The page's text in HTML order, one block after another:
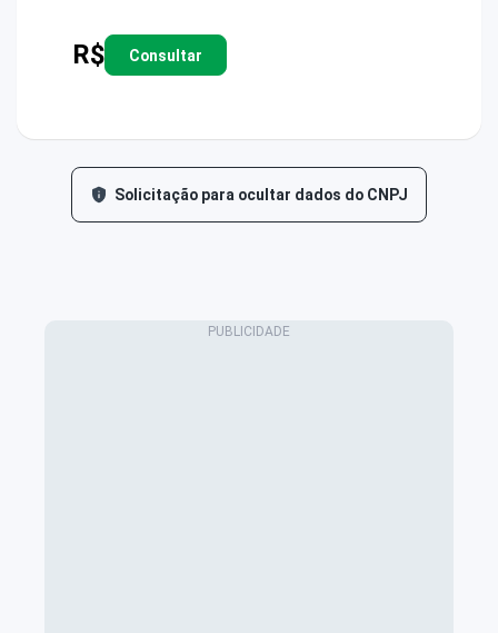
R$ Consultar
Solicitação para ocultar dados do CNPJ